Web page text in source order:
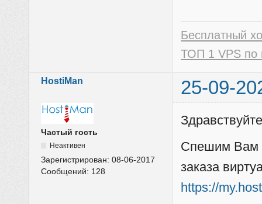
Бесплатный
ТОП 1 VPS по
HostiMan 25-09-
Частый гость
Неактивен
Зарегистрирован:08-06-2017
Сообщений: 128
Спешим Вам
заказа
https://